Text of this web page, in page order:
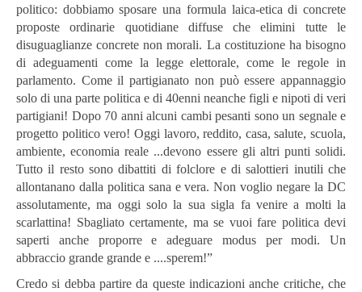
politico: dobbiamo sposare una formula laica-etica di concrete
proposte ordinarie quotidiane diffuse che elimini tutte le
disuguaglianze concrete non morali. La costituzione ha bisogno
di adeguamenti come la legge elettorale, come le regole in
parlamento. Come il partigianato non può essere appannaggio
solo di una parte politica e di 40enni neanche figli e nipoti di veri
partigiani! Dopo 70 anni alcuni cambi pesanti sono un segnale e
progetto politico vero! Oggi lavoro, reddito, casa, salute, scuola,
ambiente, economia reale ...devono essere gli altri punti solidi.
Tutto il resto sono dibattiti di folclore e di salottieri inutili che
allontanano dalla politica sana e vera. Non voglio negare la DC
assolutamente, ma oggi solo la sua sigla fa venire a molti la
scarlattina! Sbagliato certamente, ma se vuoi fare politica devi
saperti anche proporre e adeguare modus per modi. Un
abbraccio grande grande e ....sperem!”
Credo si debba partire da queste indicazioni anche critiche, che